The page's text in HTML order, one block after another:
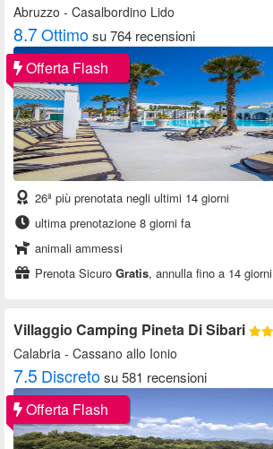
Abruzzo - Casalbordino Lido
8.7Ottimosu 764 recensioni
Offerta Flash
26ª più prenotata negli ultimi 14 giorni
ultima prenotazione 8 giorni fa
animali ammessi
Prenota Sicuro Gratis, annulla fino a 14 giorni
Villaggio Camping Pineta Di Sibari
Calabria - Cassano allo Ionio
7.5 Discretosu 581 recensioni
Offerta Flash